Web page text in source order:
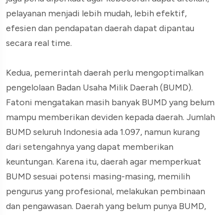
pelayanan menjadi lebih mudah, lebih efektif,
efesien dan pendapatan daerah dapat dipantau
secara real time.
Kedua, pemerintah daerah perlu mengoptimalkan
pengelolaan Badan Usaha Milik Daerah (BUMD).
Fatoni mengatakan masih banyak BUMD yang belum
mampu memberikan deviden kepada daerah. Jumlah
BUMD seluruh Indonesia ada 1.097, namun kurang
dari setengahnya yang dapat memberikan
keuntungan. Karena itu, daerah agar memperkuat
BUMD sesuai potensi masing-masing, memilih
pengurus yang profesional, melakukan pembinaan
dan pengawasan. Daerah yang belum punya BUMD,